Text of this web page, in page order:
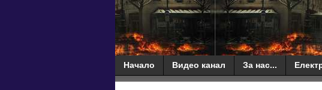
Начало Видео канал За нас...